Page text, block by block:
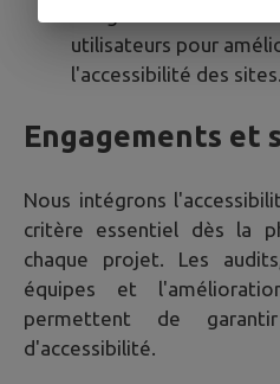
Intégration des
utilisateurs pour
l'accessibilité des sites.
Engagements et
Nous intégrons
critère essentiel dès la
chaque projet. Les
équipes et
permettent de
d'accessibilité.